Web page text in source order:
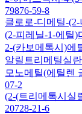
79876-59-8
클로로-디메틸-
(2-피레닐-1-에틸)
2-(카보메톡시)에
알릴트리메틸실란
모노메틸(에틸렌
07-2
(2-(트리메톡시실
20728-21-6